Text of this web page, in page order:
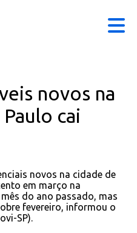
novos na
cai
novos na cidade de
em março na
do ano passado, mas
fevereiro, informou o
SP).